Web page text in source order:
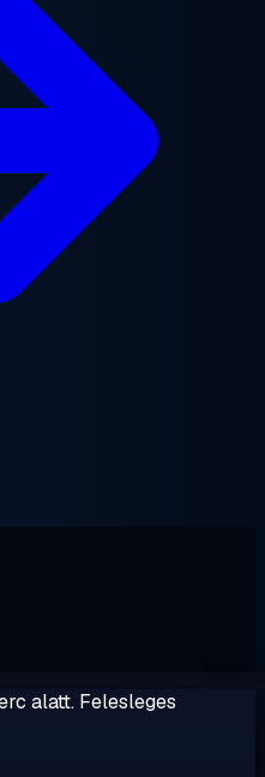
alatt. Felesleges